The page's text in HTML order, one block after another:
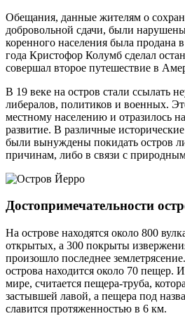
Обещания, данные жителям о
добровольной сдачи, были
коренного населения была продана
года Кристофор Колумб сделал
совершал второе путешествие в
В 19 веке на остров стали ссылать
либералов, политиков и военных.
местному населению и отразилось
развитие. В различные
были вынуждены покидать остров
причинам, либо в связи с
Достопримечательности
На острове находятся около 800
открытых, а 300 покрыты
произошло последнее
острова находится около 70 пещер.
мире, считается пещера-труба,
застывшей лавой, а пещера под
славится протяженностью в 6 км.